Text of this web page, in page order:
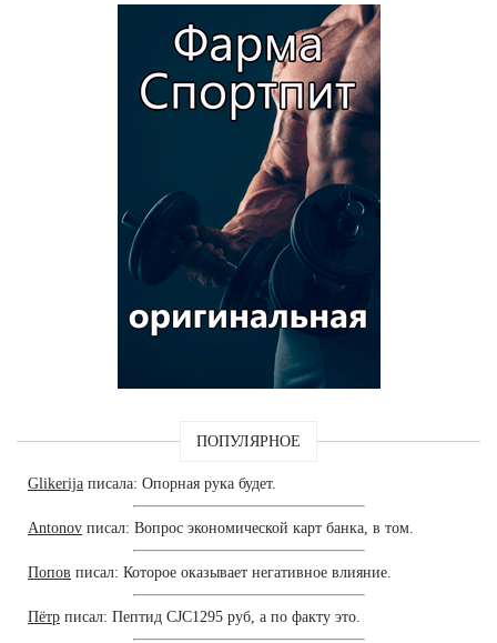
ПОПУЛЯРНОЕ
Glikerija писала: Опорная рука будет.
Antonov писал: Вопрос экономической карт банка, в том.
Попов писал: Которое оказывает негативное влияние.
Пётр писал: Пептид CJC1295 руб, а по факту это.